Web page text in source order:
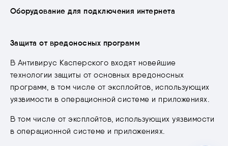
Оборудование для подключения интернета
Защита от вредоносных программ
В Антивирус Касперского входят новейшие
технологии защиты от основных вредоносных
программ, в том числе от эксплойтов, использующих
уязвимости в операционной системе и приложениях.
В том числе от эксплойтов, использующих уязвимости
в операционной системе и приложениях.